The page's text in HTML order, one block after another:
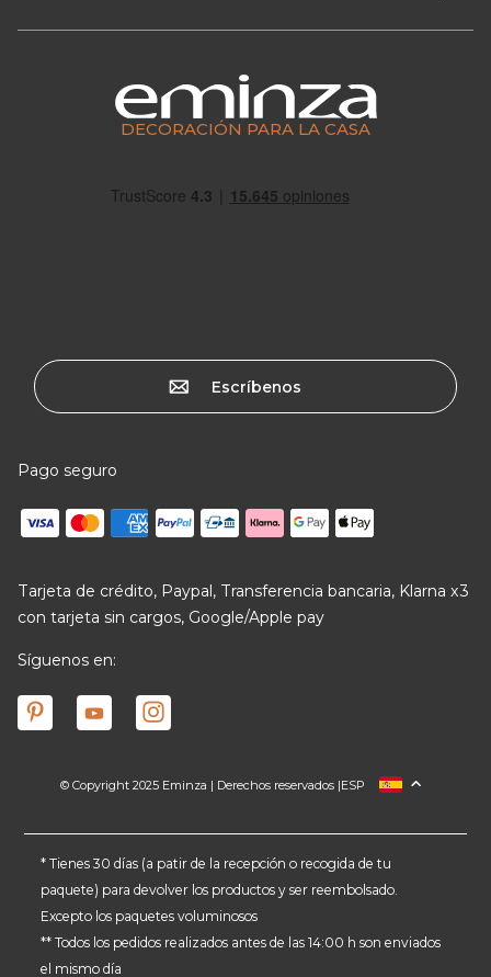
DECORACIÓN PARA LA CASA
Escríbenos
Pago seguro
Tarjeta de crédito, Paypal, Transferencia bancaria, Klarna x3
con tarjeta sin cargos, Google/Apple pay
Síguenos en:
© Copyright 2025 Eminza | Derechos reservados |
FRANCIA
ALEMANIA
PAÍSES BAJOS
ESP
* Tienes 30 días (a patir de la recepción o recogida de tu
paquete) para devolver los productos y ser reembolsado.
Excepto los paquetes voluminosos
** Todos los pedidos realizados antes de las 14:00 h son enviados
el mismo día